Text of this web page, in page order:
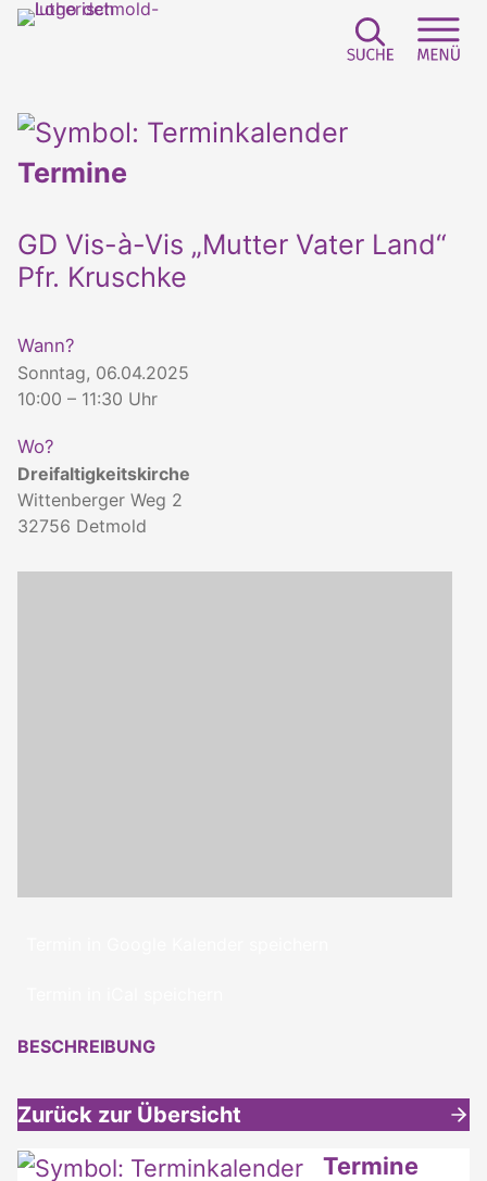
Termine
GD Vis-à-Vis „Mutter Vater Land“
Pfr. Kruschke
Wann?
Sonntag, 06.04.2025
10:00 – 11:30 Uhr
Wo?
Dreifaltigkeitskirche
Wittenberger Weg 2
32756 Detmold
BESCHREIBUNG
Zurück zur Übersicht
Weitere interessante Inhalte Termine